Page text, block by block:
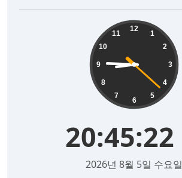
12
1
2
3
4
5
6
7
8
9
10
11
20:45:23
2026년 8월 5일 수요일